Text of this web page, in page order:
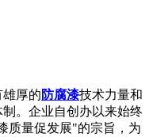
厚的 防腐漆技术力量和
。企业自创办以来始终
质量促发展"的宗旨，为